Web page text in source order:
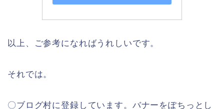
以上、ご参考になればうれしいです。
それでは。
〇ブログ村に登録しています。バナーをぽちっとし